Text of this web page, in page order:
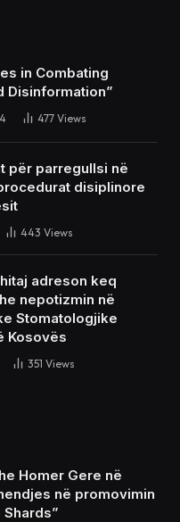
in Combating
Disinformation”
477 Views
për parregullsi në
disiplinore
443 Views
adreson keq
nepotizmin në
Stomatologjike
Kosovës
351 Views
Homer Gere në
në promovimin